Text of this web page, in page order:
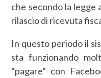
che secondo la legge
rilascio di ricevuta
In questo periodo il
sta funzionando
“pagare” con